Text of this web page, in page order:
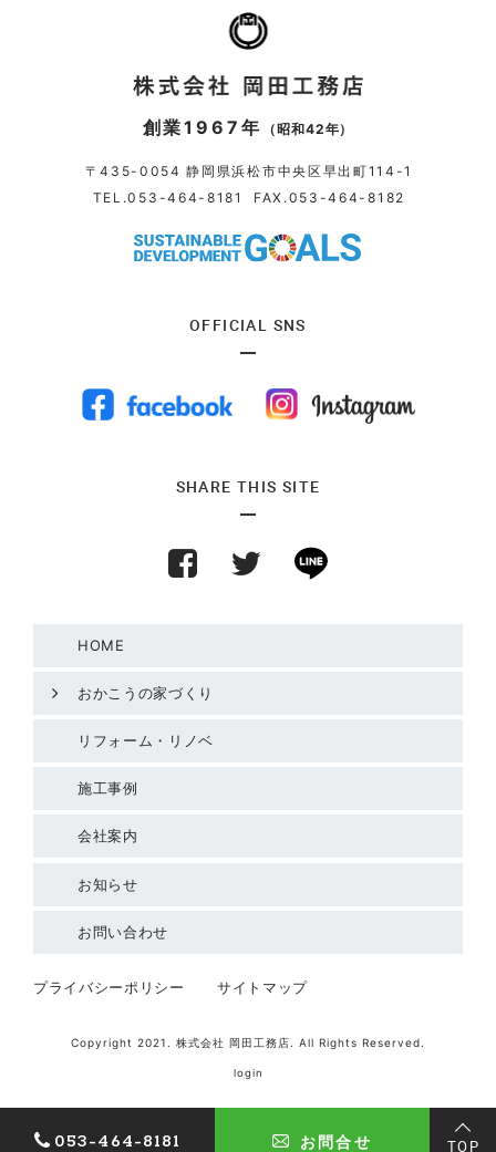
053-464-8181 お問合せ TOP
創業1967年 （昭和42年）
〒435-0054 静岡県浜松市中央区早出町114-1
TEL.053-464-8181 FAX.053-464-8182
OFFICIAL SNS
SHARE THIS SITE
HOME
おかこうの家づくり
リフォーム・リノベ
施工事例
会社案内
お知らせ
お問い合わせ
プライバシーポリシー サイトマップ
Copyright 2021. 株式会社 岡田工務店. All Rights Reserved.
login